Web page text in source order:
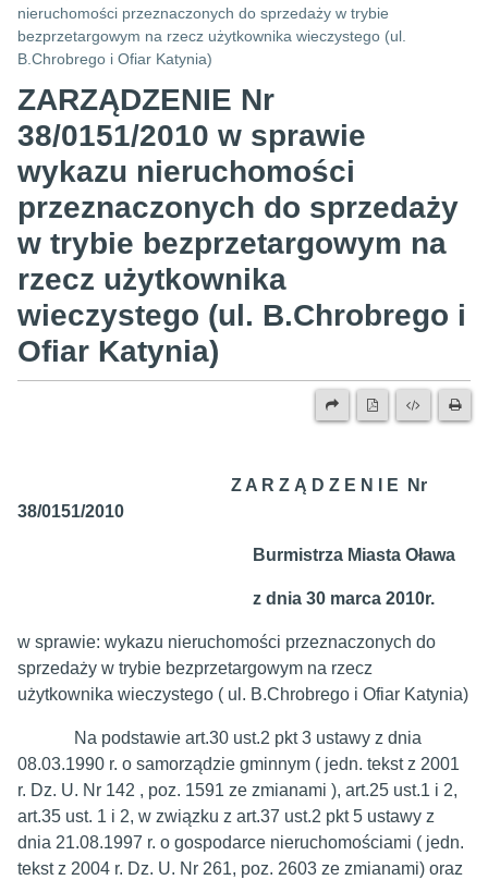
nieruchomości przeznaczonych do sprzedaży w trybie
bezprzetargowym na rzecz użytkownika wieczystego (ul.
B.Chrobrego i Ofiar Katynia)
ZARZĄDZENIE Nr
38/0151/2010 w sprawie
wykazu nieruchomości
przeznaczonych do sprzedaży
w trybie bezprzetargowym na
rzecz użytkownika
wieczystego (ul. B.Chrobrego i
Ofiar Katynia)
Z A R Z Ą D Z E N I E Nr
38/0151/2010
Burmistrza Miasta Oława
z dnia 30 marca 2010r.
w sprawie: wykazu nieruchomości przeznaczonych do
sprzedaży w trybie bezprzetargowym na rzecz
użytkownika wieczystego ( ul. B.Chrobrego i Ofiar Katynia)
Na podstawie art.30 ust.2 pkt 3 ustawy z dnia
08.03.1990 r. o samorządzie gminnym ( jedn. tekst z 2001
r. Dz. U. Nr 142 , poz. 1591 ze zmianami ), art.25 ust.1 i 2,
art.35 ust. 1 i 2, w związku z art.37 ust.2 pkt 5 ustawy z
dnia 21.08.1997 r. o gospodarce nieruchomościami ( jedn.
tekst z 2004 r. Dz. U. Nr 261, poz. 2603 ze zmianami) oraz